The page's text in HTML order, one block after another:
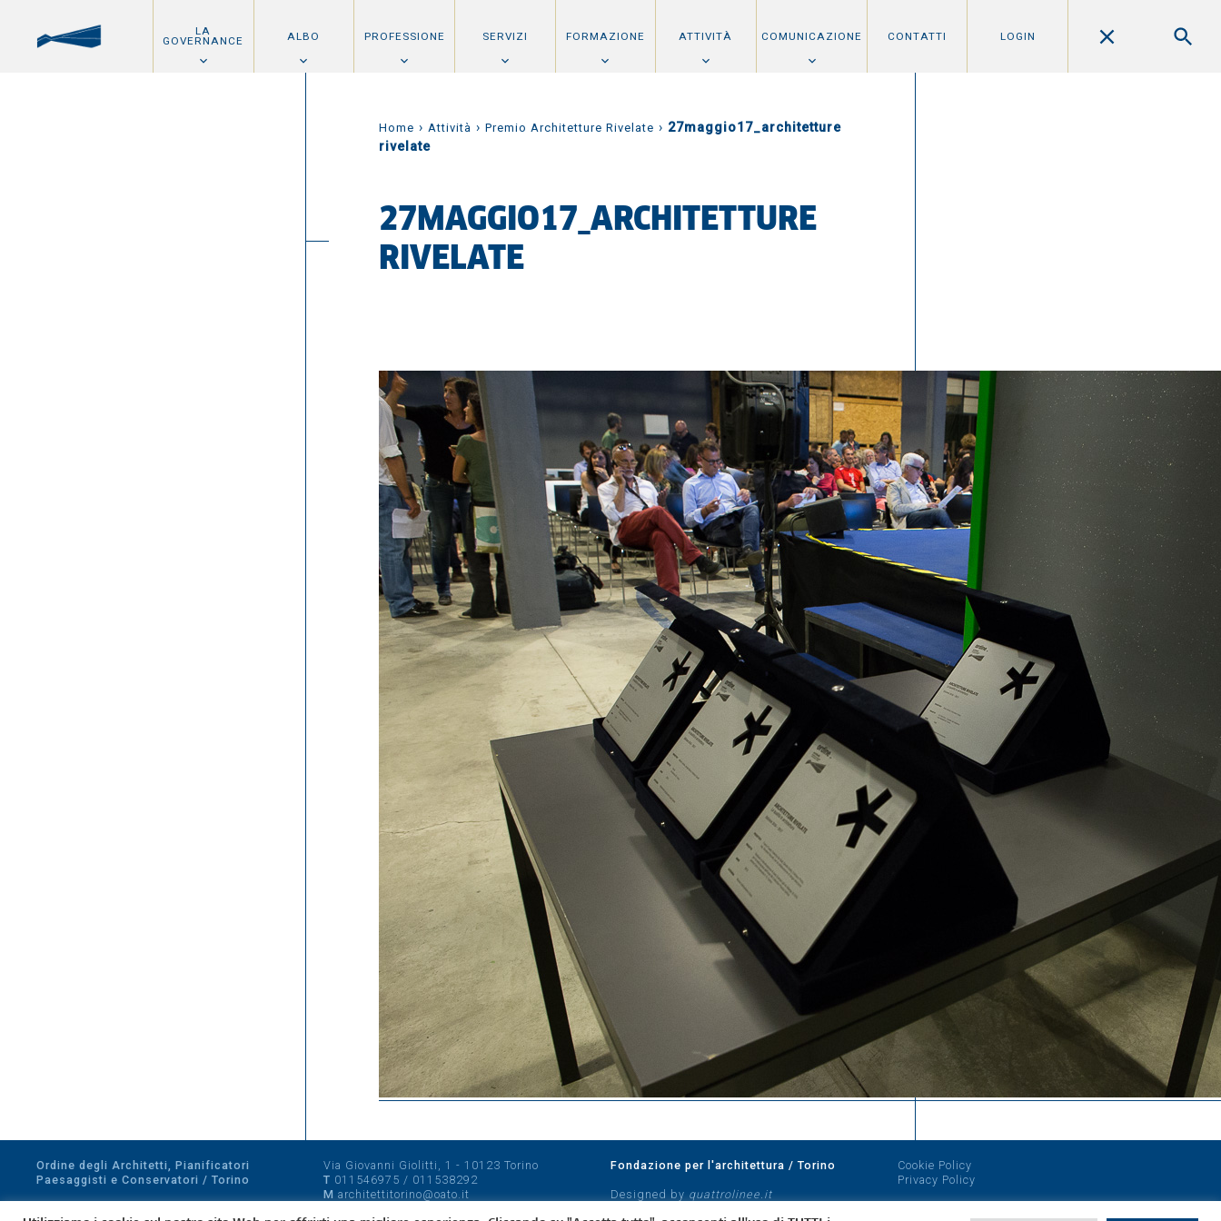
LA
GOVERNANCE ALBO PROFESSIONE SERVIZI FORMAZIONE ATTIVITÀ COMUNICAZIONE CONTATTI LOGIN
Home › Attività › Premio Architetture Rivelate › 27maggio17_architetture
rivelate
27MAGGIO17_ARCHITETTURE
RIVELATE
Ordine degli Architetti, Pianificatori
Paesaggisti e Conservatori / Torino
Via Giovanni Giolitti, 1 - 10123 Torino
T 011546975 / 011538292
M architettitorino@oato.it
Fondazione per l'architettura / Torino
Designed by quattrolinee.it
Cookie Policy
Privacy Policy